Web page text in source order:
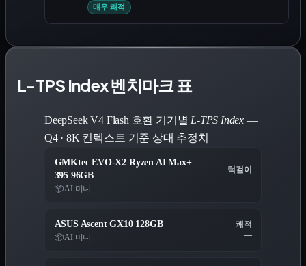
매우 쾌적
L-TPS Index 벤치마크 표
DeepSeek V4 Flash 호환 기기별 L-TPS Index —
Q4 · 8K 컨텍스트 기준 상대 추정치
GMKtec EVO-X2 Ryzen AI Max+
395 96GB
📦 AI 미니
턱걸이
—
ASUS Ascent GX10 128GB
📦 AI 미니
쾌적
—